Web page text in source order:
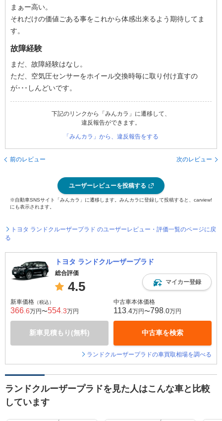
まぁー高い。
それだけの価値ごある事をこれから体感出来るよう期待してま
す。
故障経験
まだ、故障経験はなし。
ただ、空気圧センサーをホイール交換時毎に取り付け直すの
が･･･しんどいです。
下記のリンクから「みんカラ」に遷移して、
違反報告ができます。
「みんカラ」から、違反報告をする
前のレビュー 次のレビュー
ユーザーレビューを投稿する
※自動車SNSサイト「みんカラ」に遷移します。みんカラに登録して投稿すると、carview!
にも表示されます。
トヨタ ランドクルーザープラド のユーザーレビュー・評価一覧のページに戻
る
トヨタ ランドクルーザープラド
総合評価
4.5 マイカー登録
新車価格 （税込）
366 .6万円〜554 .3万円
新車見積もり(無料)
中古車本体価格
113 .4万円〜798 .0万円
中古車を検索
ランドクルーザープラドの車買取相場を調べる
ランドクルーザープラドを見た人はこんな車と比較
しています